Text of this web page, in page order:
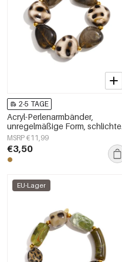
2-5 TAGE
Acryl-Perlenarmbänder,
unregelmäßige Form, schlichte
Alltagsserie, Damenschmuck
MSRP €11,99
€3,50
EU-Lager